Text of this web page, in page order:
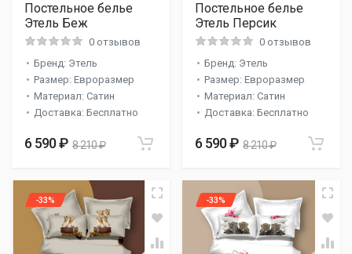
Постельное белье
Этель Беж
0 отзывов
Бренд: Этель
Размер: Евроразмер
Материал: Сатин
Доставка: Бесплатно
6 590 ₽ 8 210 ₽
Постельное белье
Этель Персик
0 отзывов
Бренд: Этель
Размер: Евроразмер
Материал: Сатин
Доставка: Бесплатно
6 590 ₽ 8 210 ₽
-33% -33%